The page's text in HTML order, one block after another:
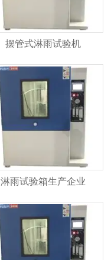
摆管式淋雨试验机
淋雨试验箱生产企业